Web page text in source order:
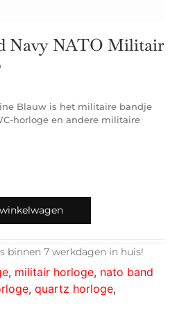
Navy NATO Militair
Blauw is het militaire bandje
horloge en andere militaire
binnen 7 werkdagen in huis!
, militair horloge, nato band
, quartz horloge,